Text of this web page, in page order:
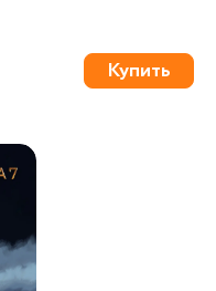
Купить